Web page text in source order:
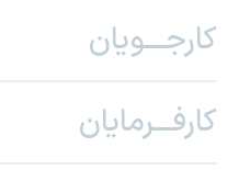
کارجـــویان
کارفـــرمایان